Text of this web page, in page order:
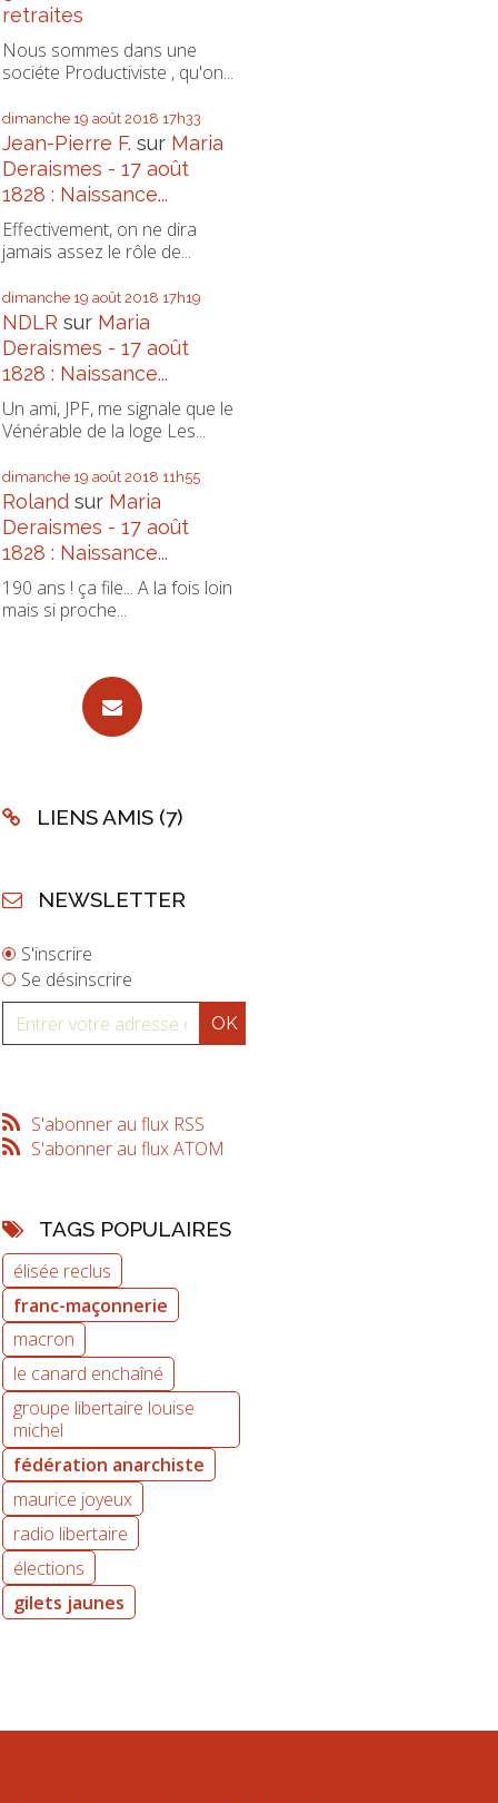
retraites
Nous sommes dans une
sociéte Productiviste , qu'on...
dimanche 19 août 2018 17h33
Jean-Pierre F. sur Maria
Deraismes - 17 août
1828 : Naissance...
Effectivement, on ne dira
jamais assez le rôle de...
dimanche 19 août 2018 17h19
NDLR sur Maria
Deraismes - 17 août
1828 : Naissance...
Un ami, JPF, me signale que le
Vénérable de la loge Les...
dimanche 19 août 2018 11h55
Roland sur Maria
Deraismes - 17 août
1828 : Naissance...
190 ans ! ça file... A la fois loin
mais si proche...
LIENS AMIS (7)
NEWSLETTER
S'inscrire
Se désinscrire
S'abonner au flux RSS
S'abonner au flux ATOM
TAGS POPULAIRES
élisée reclus
franc-maçonnerie
macron
le canard enchaîné
groupe libertaire louise
michel
fédération anarchiste
maurice joyeux
radio libertaire
élections
gilets jaunes